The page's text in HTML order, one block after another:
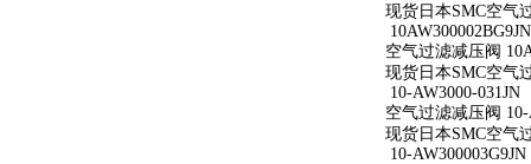
现货日本SMC空气
10AW300002BG9JN
空气过滤减压阀
现货日本SMC空气
10-AW3000-031JN
空气过滤减压阀 10-
现货日本SMC空气
10-AW300003G9JN